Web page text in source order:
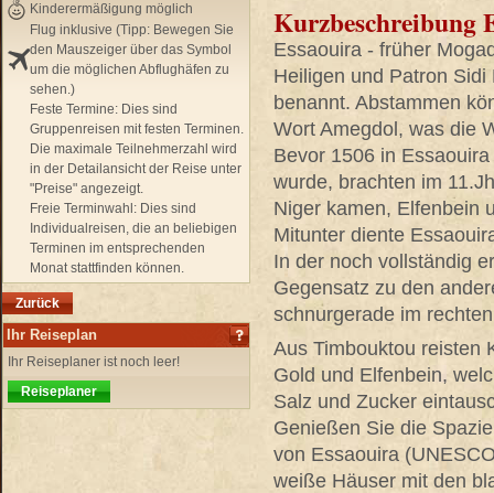
Kinderermäßigung möglich
Flug inklusive (Tipp: Bewegen Sie
den Mauszeiger über das Symbol
um die möglichen Abflughäfen zu
sehen.)
Feste Termine: Dies sind
Gruppenreisen mit festen Terminen.
Die maximale Teilnehmerzahl wird
in der Detailansicht der Reise unter
"Preise" angezeigt.
Freie Terminwahl: Dies sind
Individualreisen, die an beliebigen
Terminen im entsprechenden
Monat stattfinden können.
Zurück
Ihr Reiseplan
Ihr Reiseplaner ist noch leer!
Reiseplaner
Kurzbeschreibung
Essaouira - früher
Heiligen und Patron
benannt. Abstammen
Wort Amegdol, was die
Bevor 1506 in
wurde, brachten im
Niger kamen, Elfenbein
Mitunter diente
In der noch vollständig
Gegensatz zu den
schnurgerade im
Aus Timbouktou reisten
Gold und Elfenbein,
Salz und Zucker
Genießen Sie die
von Essaouira
weiße Häuser mit den